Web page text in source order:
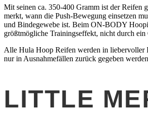
Mit seinen ca. 350-400 Gramm ist der Reifen
merkt, wann die Push-Bewegung einsetzen
und Bindegewebe ist. Beim ON-BODY
größtmögliche Trainingseffekt, nicht durch
Alle Hula Hoop Reifen werden in liebervoller
nur in Ausnahmefällen zurück gegeben
LITTLE